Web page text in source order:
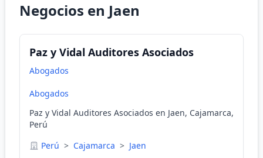
Negocios en Jaen
Paz y Vidal Auditores Asociados
Abogados
Abogados
Paz y Vidal Auditores Asociados en Jaen, Cajamarca,
Perú
Perú > Cajamarca > Jaen